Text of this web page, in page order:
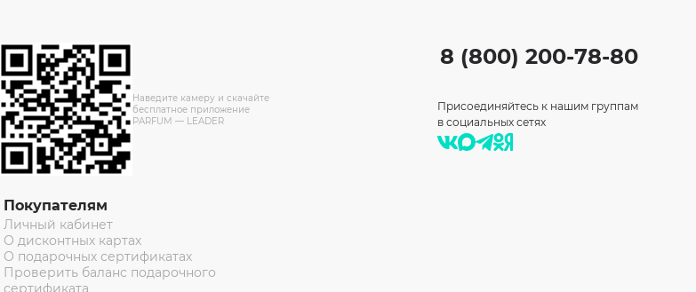
Наведите камеру и скачайте
бесплатное приложение
PARFUM — LEADER
Покупателям
Личный кабинет
О дисконтных картах
О подарочных сертификатах
Проверить баланс подарочного
сертификата
8 (800) 200-78-80
Присоединяйтесь к нашим группам
в социальных сетях